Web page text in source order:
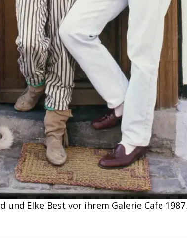
und Elke Best vor ihrem Galerie Cafe 1987.